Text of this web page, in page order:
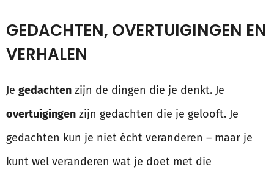
GEDACHTEN, OVERTUIGINGEN EN
VERHALEN
Je gedachten zijn de dingen die je denkt. Je
overtuigingen zijn gedachten die je gelooft. Je
gedachten kun je niet écht veranderen – maar je
kunt wel veranderen wat je doet met die